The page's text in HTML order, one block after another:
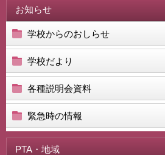
お知らせ
学校からのおしらせ
学校だより
各種説明会資料
緊急時の情報
PTA・地域